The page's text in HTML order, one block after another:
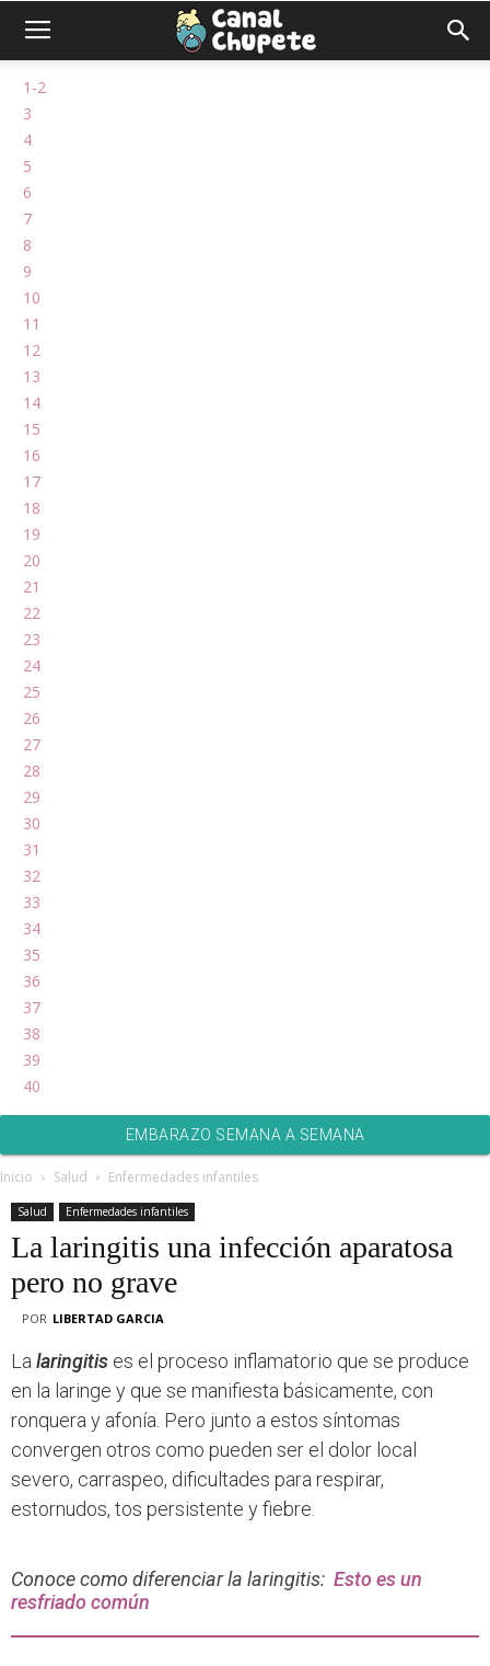
1-2
3
4
5
6
7
8
9
10
11
12
13
14
15
16
17
18
19
20
21
22
23
24
25
26
27
28
29
30
31
32
33
34
35
36
37
38
39
40
EMBARAZO SEMANA A SEMANA
Inicio Salud Enfermedades infantiles
Salud Enfermedades infantiles
La laringitis una infección aparatosa
pero no grave
POR LIBERTAD GARCIA
La laringitis es el proceso inflamatorio que se produce
en la laringe y que se manifiesta básicamente, con
ronquera y afonía. Pero junto a estos síntomas
convergen otros como pueden ser el dolor local
severo, carraspeo, dificultades para respirar,
estornudos, tos persistente y fiebre.
Conoce como diferenciar la laringitis: Esto es un
resfriado común